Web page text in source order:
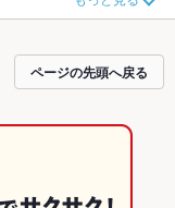
。ホットペッパーグルメ
からあげ、お茶漬け、馬
大中です。友達どうしの
もお得に便利にホットペ
ページの先頭へ戻る